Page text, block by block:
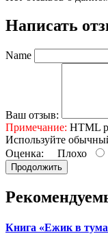
Написать
Name
Ваш отзыв:
Примечание: HTML
Используйте
Оценка: Плохо
Продолжить
Книга «Ежик в